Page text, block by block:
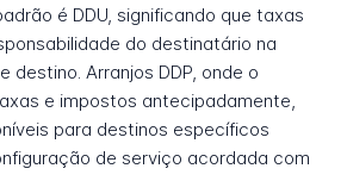
é DDU, significando que taxas
do destinatário na
destino. Arranjos DDP, onde o
e impostos antecipadamente,
para destinos específicos
de serviço acordada com